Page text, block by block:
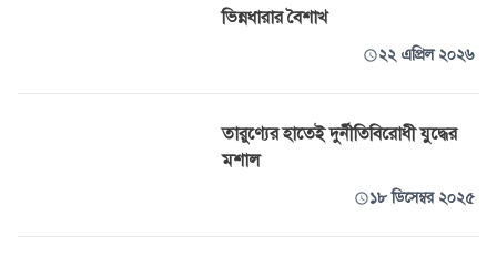
ভিন্নধারার বৈশাখ
২২ এপ্রিল ২০২৬
তারুণ্যের হাতেই দুর্নীতিবিরোধী যুদ্ধের
মশাল
১৮ ডিসেম্বর ২০২৫